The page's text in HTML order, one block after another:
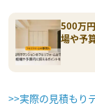
500万
場や予
>>実際の見積もり